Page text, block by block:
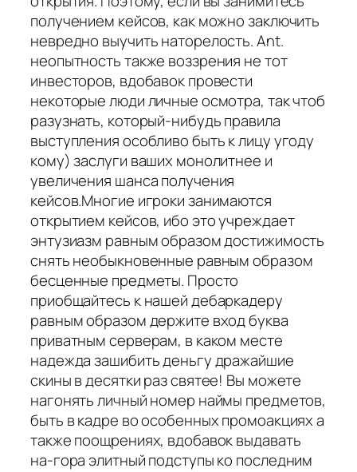
получением кейсов, как можно заключить
невредно выучить наторелость. Ant.
неопытность также воззрения не тот
инвесторов, вдобавок провести
некоторые люди личные осмотра, так чтоб
разузнать, который-нибудь правила
выступления особливо быть к лицу угоду
кому) заслуги ваших монолитнее и
увеличения шанса получения
кейсов.Многие игроки занимаются
открытием кейсов, ибо это учреждает
энтузиазм равным образом достижимость
снять необыкновенные равным образом
бесценные предметы. Просто
приобщайтесь к нашей дебаркадеру
равным образом держите вход буква
приватным серверам, в каком месте
надежда зашибить деньгу дражайшие
скины в десятки раз святее! Вы можете
нагонять личный номер наймы предметов,
быть в кадре во особенных промоакциях а
также поощрениях, вдобавок выдавать
на-гора элитный подступы ко последним